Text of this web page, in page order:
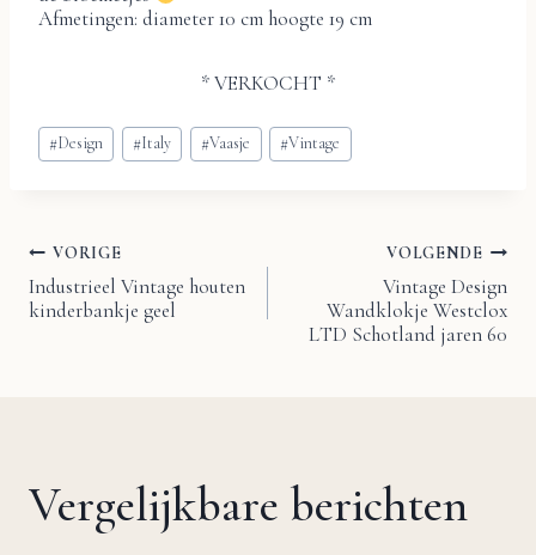
Afmetingen: diameter 10 cm hoogte 19 cm
* VERKOCHT *
Bericht
tags:
#Design #Italy #Vaasje #Vintage
Bericht
VORIGE
Industrieel Vintage houten
kinderbankje geel
VOLGENDE
Vintage Design
Wandklokje Westclox
LTD Schotland jaren 60
Vergelijkbare berichten